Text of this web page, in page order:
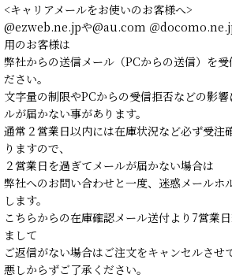
<キャリアメールをお使いのお客様へ>
@ezweb.ne.jpや@au.com ＠
用のお客様は
弊社からの送信メール（PCからの送信）を受
ださい。
文字量の制限やPCからの受信拒否などの影
ルが届かない事があります。
通常２営業日以内には在庫状況など必ず受注
りますので、
２営業日を過ぎてメールが届かない場合は
弊社へのお問い合わせと一度、迷惑メールホ
します。
こちらからの在庫確認メール送付より7営業
まして
ご返信がない場合はご注文をキャンセルさせ
悪しからずご了承ください。